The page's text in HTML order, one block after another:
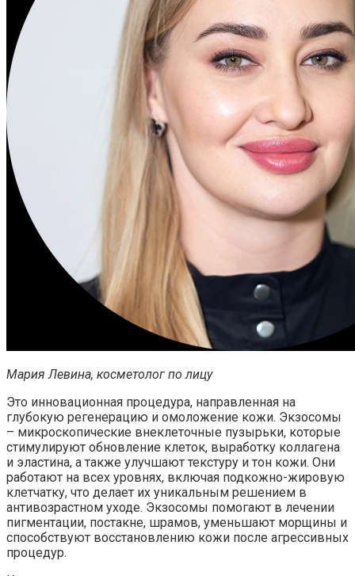
Мария Левина, косметолог по лицу
Это инновационная процедура, направленная на
глубокую регенерацию и омоложение кожи. Экзосомы
– микроскопические внеклеточные пузырьки, которые
стимулируют обновление клеток, выработку коллагена
и эластина, а также улучшают текстуру и тон кожи. Они
работают на всех уровнях, включая подкожно-жировую
клетчатку, что делает их уникальным решением в
антивозрастном уходе. Экзосомы помогают в лечении
пигментации, постакне, шрамов, уменьшают морщины и
способствуют восстановлению кожи после агрессивных
процедур.